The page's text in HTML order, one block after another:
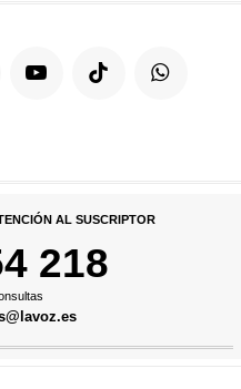
AL SUSCRIPTOR
218